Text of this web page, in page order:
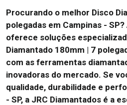
Procurando o melhor Disco
polegadas em Campinas - SP?
oferece soluções
Diamantado 180mm | 7
com as ferramentas
inovadoras do mercado. Se
qualidade, durabilidade e
- SP, a JRC Diamantados é a